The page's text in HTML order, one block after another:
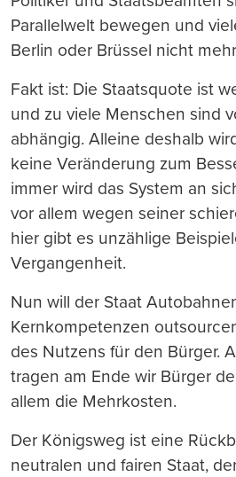
Parallelwelt bewegen und
Berlin oder Brüssel nicht
Fakt ist: Die Staatsquote ist
und zu viele Menschen sind
abhängig. Alleine deshalb
keine Veränderung zum
immer wird das System an
vor allem wegen seiner
hier gibt es unzählige
Vergangenheit.
Nun will der Staat
Kernkompetenzen
des Nutzens für den Bürger.
tragen am Ende wir Bürger
allem die Mehrkosten.
Der Königsweg ist eine Rü
neutralen und fairen Staat,